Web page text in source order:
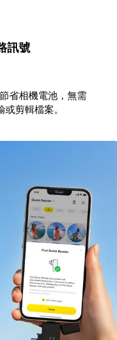
訊號
省相機電池，無需
剪輯檔案。